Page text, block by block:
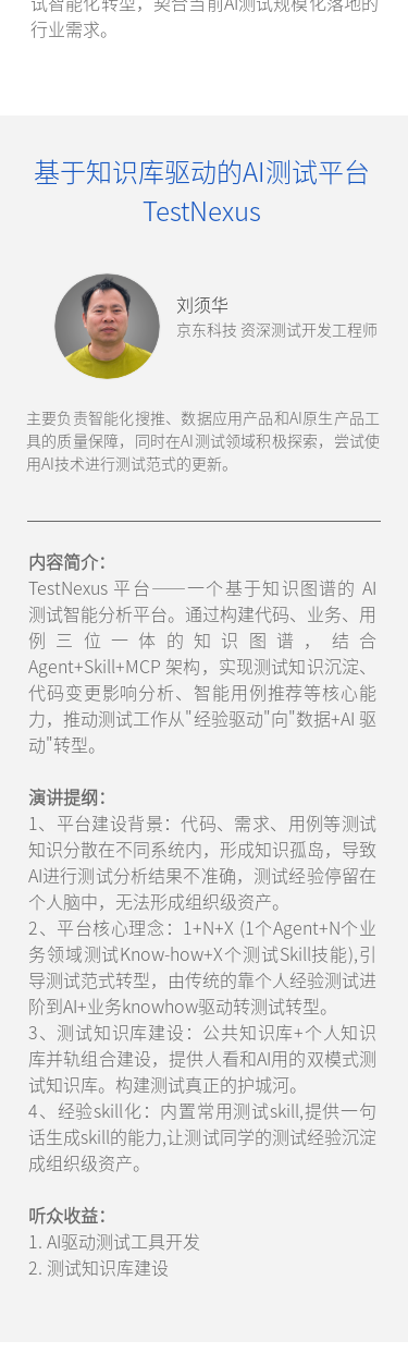
行业需求。
内容简介：
TestNexus 平台——一个基于知识图谱的 AI
测试智能分析平台。通过构建代码、业务、用
例三位一体的知识图谱，结合
Agent+Skill+MCP 架构，实现测试知识沉淀、
代码变更影响分析、智能用例推荐等核心能
力，推动测试工作从"经验驱动"向"数据+AI 驱
动"转型。
演讲提纲：
1、平台建设背景：代码、需求、用例等测试
知识分散在不同系统内，形成知识孤岛，导致
AI进行测试分析结果不准确，测试经验停留在
个人脑中，无法形成组织级资产。
2、平台核心理念：1+N+X (1个Agent+N个业
务领域测试Know-how+X个测试Skill技能),引
导测试范式转型，由传统的靠个人经验测试进
阶到AI+业务knowhow驱动转测试转型。
3、测试知识库建设：公共知识库+个人知识
库并轨组合建设，提供人看和AI用的双模式测
试知识库。构建测试真正的护城河。
4、经验skill化：内置常用测试skill,提供一句
话生成skill的能力,让测试同学的测试经验沉淀
成组织级资产。
听众收益：
1. AI驱动测试工具开发
2. 测试知识库建设
刘须华
京东科技 资深测试开发工程师
主要负责智能化搜推、数据应用产品和AI原生产品工
具的质量保障，同时在AI测试领域积极探索，尝试使
用AI技术进行测试范式的更新。
基于知识库驱动的AI测试平台
TestNexus